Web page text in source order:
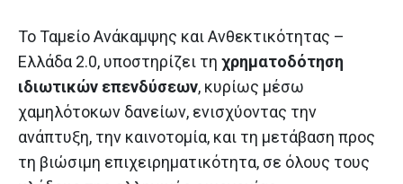
Το Ταμείο Ανάκαμψης και Ανθεκτικότητας –
Ελλάδα 2.0, υποστηρίζει τη χρηματοδότηση
ιδιωτικών επενδύσεων, κυρίως μέσω
χαμηλότοκων δανείων, ενισχύοντας την
ανάπτυξη, την καινοτομία, και τη μετάβαση προς
τη βιώσιμη επιχειρηματικότητα, σε όλους τους